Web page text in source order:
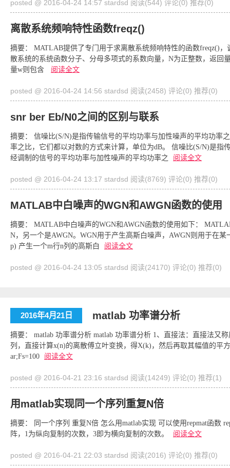
posted @ 2016-04-24 14:57 stardsd 阅读(544) 评论(0) 推荐(0)
离散系统频响特性函数freqz()
摘要： MATLAB提供了专门用于求离散系统频响特性的函数freqz()
散系统的系统函数分子、分母多项式的系数向量，N为正整数，返
量w则包含
阅读全文
posted @ 2016-04-24 14:56 stardsd 阅读(2458) 评论(0) 推荐(0)
snr ber Eb/N0之间的区别与联系
摘要： 信噪比(S/N)是指传输信号的平均功率与加性噪声的平均功率
率之比，它们都以对数的方式来计算，单位为dB。 信噪比(S/N)是
经调制的信号的平均功率与加性噪声的平均功率之
阅读全文
posted @ 2016-04-24 13:17 stardsd 阅读(8769) 评论(0) 推荐(0)
MATLAB中白噪声的WGN和AWGN函数的使用
摘要： MATLAB中白噪声的WGN和AWGN函数的使用如下：
N，另一个是AWGN。WGN用于产生高斯白噪声，AWGN则用于在
p) 产生一个m行n列的高斯白
阅读全文
posted @ 2016-04-24 13:05 stardsd 阅读(24170) 评论(0) 推荐(0)
2016年4月21日 matlab 功率谱分析
摘要： matlab 功率谱分析 matlab 功率谱分析 1、直接法：直接法又
列，直接计算x(n)的离散傅立叶变换，得X(k)，然后再取其幅值的平
ar;Fs=100
阅读全文
posted @ 2016-04-21 23:16 stardsd 阅读(14249) 评论(0) 推荐(1)
用matlab实现同一个序列重复N倍
摘要： 同一个序列 重复N倍 怎么用matlab实现 可以使用repmat函数
阵，1为纵向复制的次数，3即为横向复制的次数。
阅读全文
posted @ 2016-04-21 22:03 stardsd 阅读(2016) 评论(0) 推荐(0)